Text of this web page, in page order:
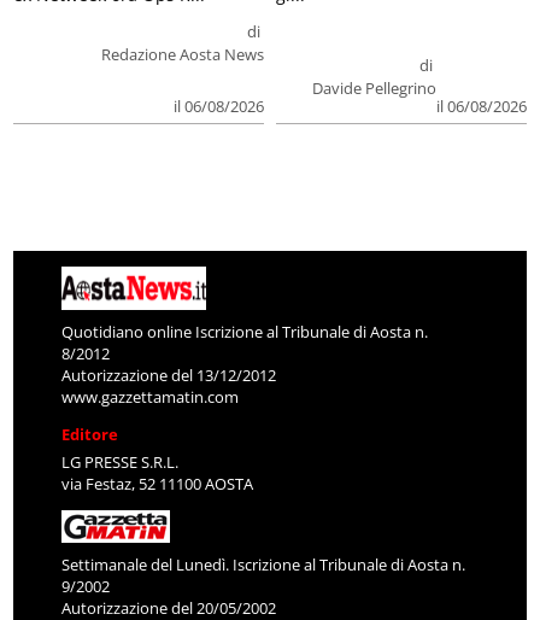
di
Redazione Aosta News
il 06/08/2026
di
Davide Pellegrino
il 06/08/2026
Quotidiano online Iscrizione al Tribunale di Aosta n.
8/2012
Autorizzazione del 13/12/2012
www.gazzettamatin.com
Editore
LG PRESSE S.R.L.
via Festaz, 52 11100 AOSTA
Settimanale del Lunedì. Iscrizione al Tribunale di Aosta n.
9/2002
Autorizzazione del 20/05/2002